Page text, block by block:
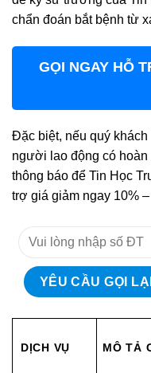
chẩn đoán bắt bệnh từ
GỌI NGAY HỖ
Đặc biệt, nếu quý
người lao động có hoàn
thông báo để Tin Học
trợ giá giảm ngay 10%
DỊCH VỤ MÔ TẢ